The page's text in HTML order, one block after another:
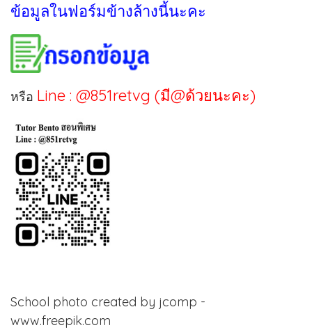
ข้อมูลในฟอร์มข้างล้างนี้นะคะ
หรือ Line : @851retvg (มี@ด้วยนะคะ)
School photo created by jcomp -
www.freepik.com